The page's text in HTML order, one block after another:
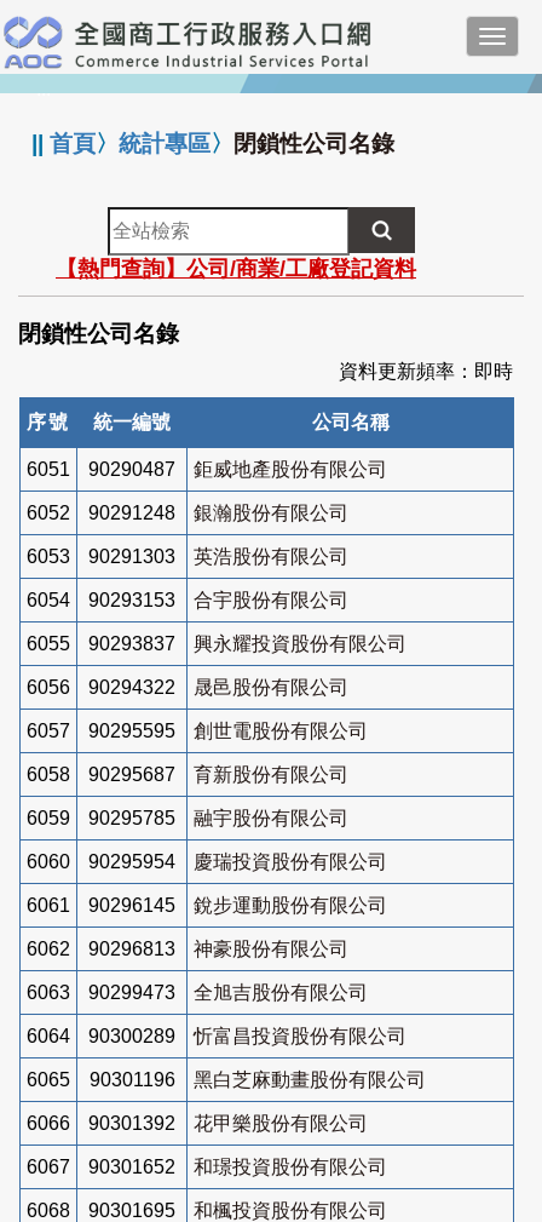
跳
到
主
要
:::
||首頁〉統計專區〉 閉鎖性公司名錄
全
站
檢
索
【熱門查詢】公司/商業/工廠登記資料
閉鎖性公司名錄
資料更新頻率：即時
序號 統一編號 公司名稱
6051 90290487 鉅威地產股份有限公司
6052 90291248 銀瀚股份有限公司
6053 90291303 英浩股份有限公司
6054 90293153 合宇股份有限公司
6055 90293837 興永耀投資股份有限公司
6056 90294322 晟邑股份有限公司
6057 90295595 創世電股份有限公司
6058 90295687 育新股份有限公司
6059 90295785 融宇股份有限公司
6060 90295954 慶瑞投資股份有限公司
6061 90296145 銳步運動股份有限公司
6062 90296813 神豪股份有限公司
6063 90299473 全旭吉股份有限公司
6064 90300289 忻富昌投資股份有限公司
6065 90301196 黑白芝麻動畫股份有限公司
6066 90301392 花甲樂股份有限公司
6067 90301652 和璟投資股份有限公司
6068 90301695 和楓投資股份有限公司